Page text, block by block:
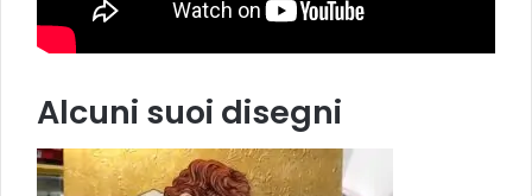
Alcuni suoi disegni